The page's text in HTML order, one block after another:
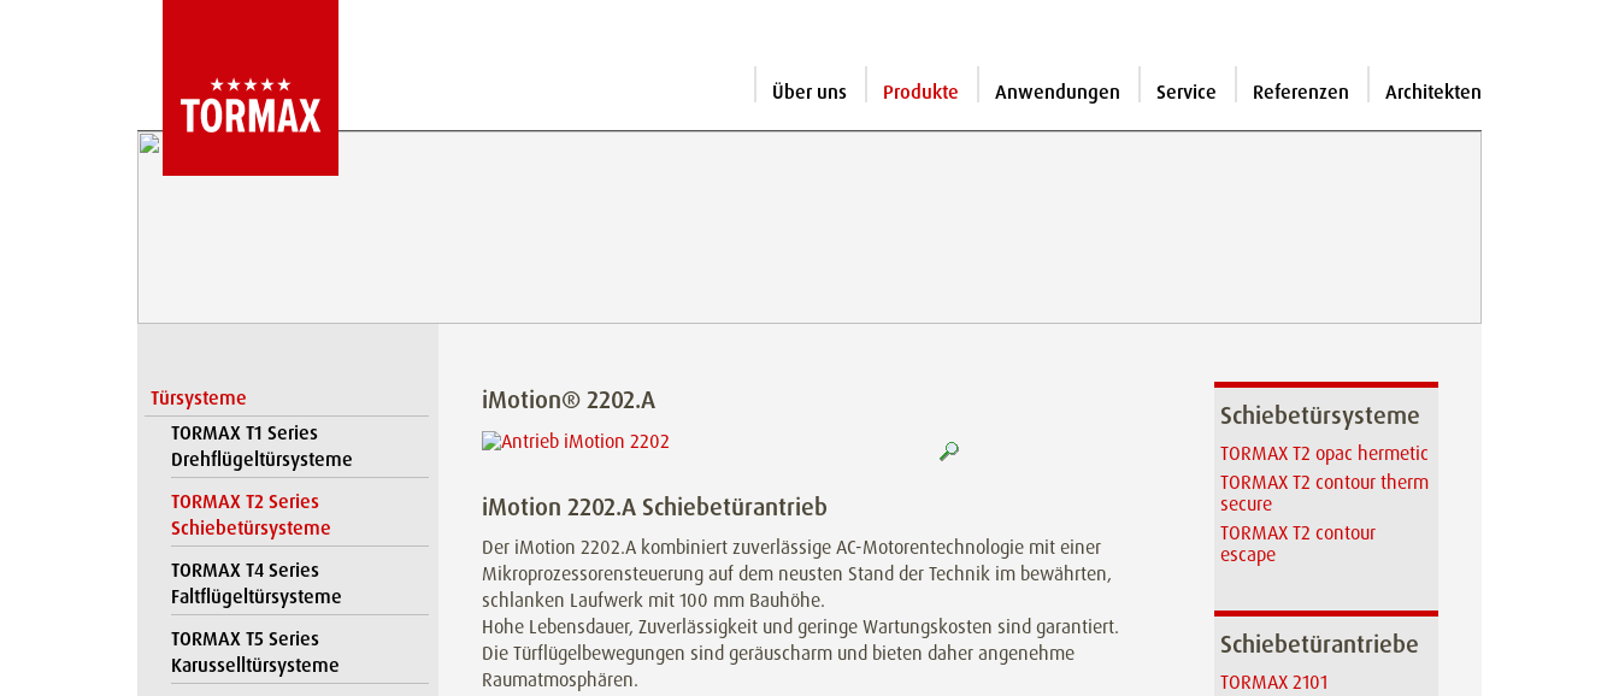
Über uns Produkte Anwendungen Service Referenzen Architekten
Türsysteme
TORMAX T1 Series
Drehflügeltürsysteme
TORMAX T2 Series
Schiebetürsysteme
TORMAX T4 Series
Faltflügeltürsysteme
TORMAX T5 Series
Karusselltürsysteme
iMotion® 2202.A
iMotion 2202.A Schiebetürantrieb
Der iMotion 2202.A kombiniert zuverlässige AC-Motorentechnologie mit einer
Mikroprozessorensteuerung auf dem neusten Stand der Technik im bewährten,
schlanken Laufwerk mit 100 mm Bauhöhe.
Hohe Lebensdauer, Zuverlässigkeit und geringe Wartungskosten sind garantiert.
Die Türflügelbewegungen sind geräuscharm und bieten daher angenehme
Raumatmosphären.
Schiebetürsysteme
TORMAX T2 opac hermetic
TORMAX T2 contour therm
secure
TORMAX T2 contour
escape
Schiebetürantriebe
TORMAX 2101